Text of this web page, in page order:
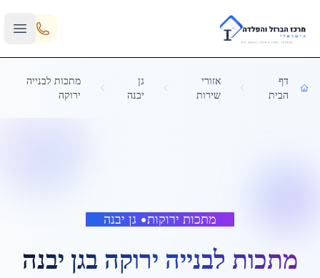
Skip to main content
דף
הבית
אזורי
שירות
גן
יבנה
מתכות לבנייה
ירוקה
מתכות ירוקות• גן יבנה
מתכות לבנייה ירוקה בגן יבנה